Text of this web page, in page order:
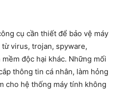
cụ cần thiết để bảo vệ máy
virus, trojan, spyware,
độc hại khác. Những mối
thông tin cá nhân, làm hỏng
cho hệ thống máy tính không